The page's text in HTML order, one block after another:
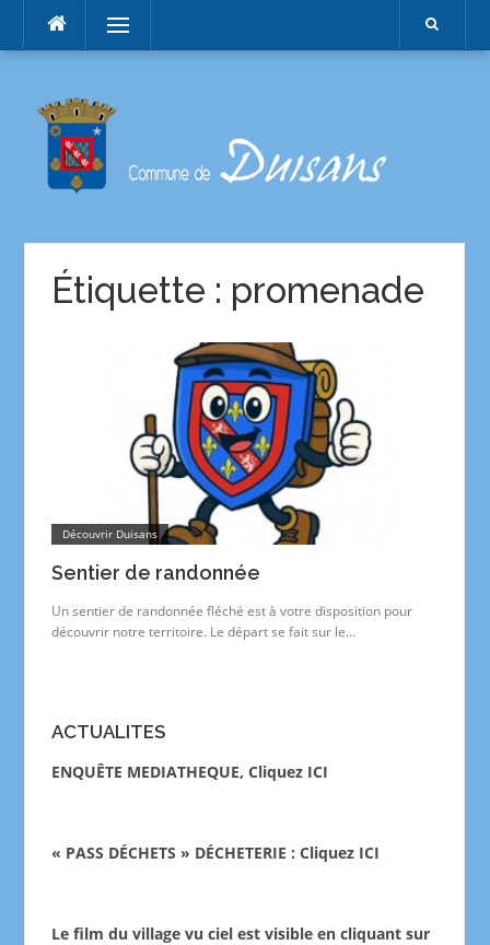
Menu
Étiquette : promenade
Découvrir Duisans
Sentier de randonnée
Un sentier de randonnée fléché est à votre disposition pour
découvrir notre territoire. Le départ se fait sur le...
ACTUALITES
ENQUÊTE MEDIATHEQUE, Cliquez ICI
« PASS DÉCHETS » DÉCHETERIE : Cliquez ICI
Le film du village vu ciel est visible en cliquant sur